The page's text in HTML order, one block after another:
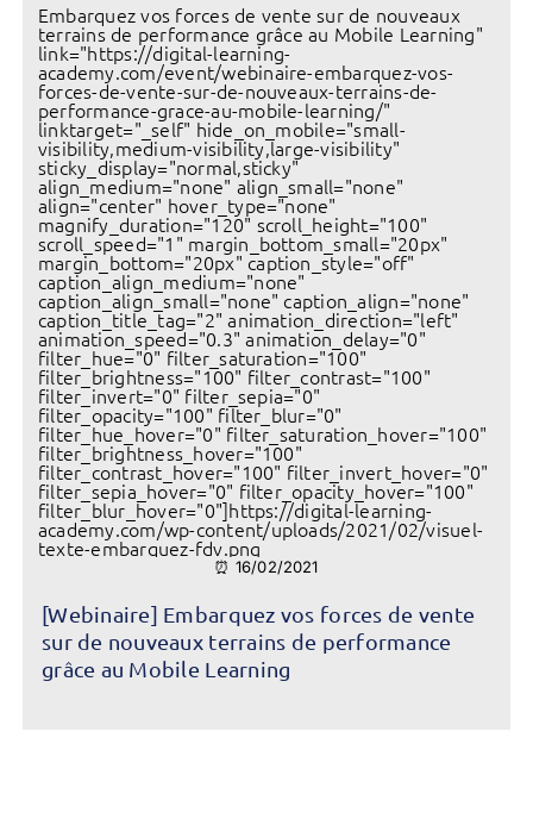
Embarquez vos forces de vente sur de nouveaux
terrains de performance grâce au Mobile Learning"
link="https://digital-learning-
academy.com/event/webinaire-embarquez-vos-
forces-de-vente-sur-de-nouveaux-terrains-de-
performance-grace-au-mobile-learning/"
linktarget="_self" hide_on_mobile="small-
visibility,medium-visibility,large-visibility"
sticky_display="normal,sticky"
align_medium="none" align_small="none"
align="center" hover_type="none"
magnify_duration="120" scroll_height="100"
scroll_speed="1" margin_bottom_small="20px"
margin_bottom="20px" caption_style="off"
caption_align_medium="none"
caption_align_small="none" caption_align="none"
caption_title_tag="2" animation_direction="left"
animation_speed="0.3" animation_delay="0"
filter_hue="0" filter_saturation="100"
filter_brightness="100" filter_contrast="100"
filter_invert="0" filter_sepia="0"
filter_opacity="100" filter_blur="0"
filter_hue_hover="0" filter_saturation_hover="100"
filter_brightness_hover="100"
filter_contrast_hover="100" filter_invert_hover="0"
filter_sepia_hover="0" filter_opacity_hover="100"
filter_blur_hover="0"]https://digital-learning-
academy.com/wp-content/uploads/2021/02/visuel-
texte-embarquez-fdv.png
⏰ 16/02/2021
[Webinaire] Embarquez vos forces de vente
sur de nouveaux terrains de performance
grâce au Mobile Learning